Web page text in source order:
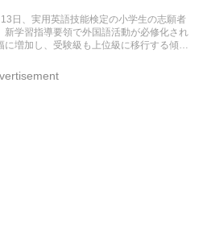
日、実用英語技能検定の小学生の志願者
学習指導要領で外国語活動が必修化され
増加し、受験級も上位級に移行する傾向